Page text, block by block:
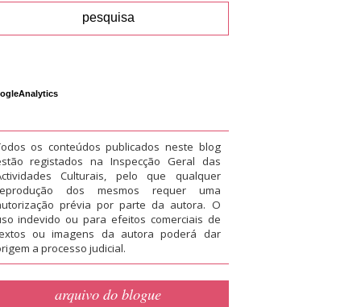
os conteúdos publicados neste blog
registados na Inspecção Geral das
Culturais, pelo que qualquer
dos mesmos requer uma
prévia por parte da autora. O
indevido ou para efeitos comerciais de
ou imagens da autora poderá dar
a processo judicial.
arquivo do blogue